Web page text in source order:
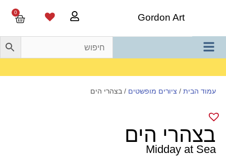
Gordon Art
0
עמוד הבית / ציורים מופשטים / בצהרי הים
בצהרי הים
Midday at Sea